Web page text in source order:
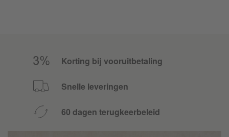
Korting bij vooruitbetaling
Snelle leveringen
60 dagen terugkeerbeleid